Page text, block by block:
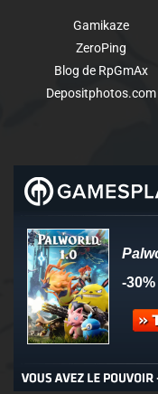
Gamikaze
ZeroPing
Blog de RpGmAx
Depositphotos.com